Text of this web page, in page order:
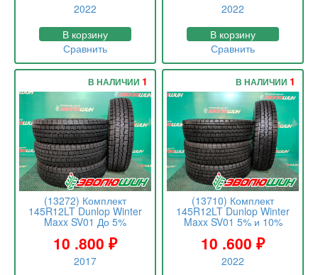
2022
В корзину
Сравнить
2022
В корзину
Сравнить
(13272) Комплект
145R12LT Dunlop Winter
Maxx SV01 До 5%
10 .800 ₽
2017
В НАЛИЧИИ 1
(13710) Комплект
145R12LT Dunlop Winter
Maxx SV01 5% и 10%
10 .600₽
2022
В НАЛИЧИИ 1